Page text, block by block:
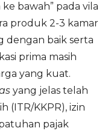
bawah” pada vila
produk 2-3 kamar
dengan baik serta
prima masih
yang kuat.
yang jelas telah
(ITR/KKPR), izin
pajak